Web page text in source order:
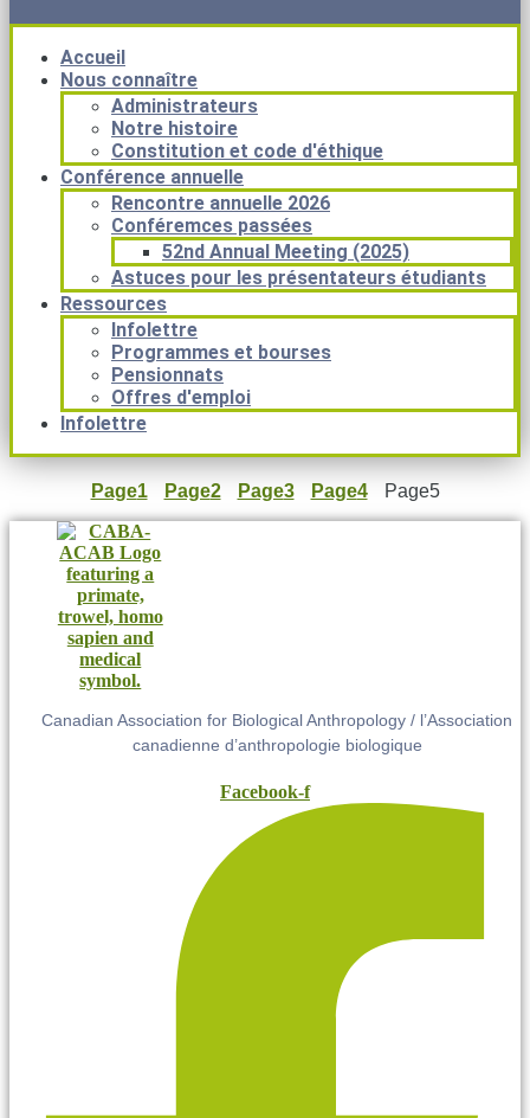
Accueil
Nous connaître
Administrateurs
Notre histoire
Constitution et code d'éthique
Conférence annuelle
Rencontre annuelle 2026
Conféremces passées
52nd Annual Meeting (2025)
Astuces pour les présentateurs étudiants
Ressources
Infolettre
Programmes et bourses
Pensionnats
Offres d'emploi
Infolettre
Page1 Page2 Page3 Page4 Page5
Canadian Association for Biological Anthropology / l’Association
canadienne d’anthropologie biologique
Facebook-f